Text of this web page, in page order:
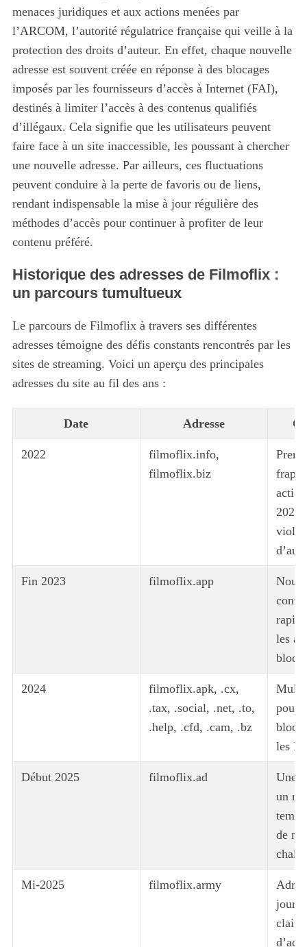
menaces juridiques et aux actions menées par
l’ARCOM, l’autorité régulatrice française qui veille à la
protection des droits d’auteur. En effet, chaque nouvelle
adresse est souvent créée en réponse à des blocages
imposés par les fournisseurs d’accès à Internet (FAI),
destinés à limiter l’accès à des contenus qualifiés
d’illégaux. Cela signifie que les utilisateurs peuvent
faire face à un site inaccessible, les poussant à chercher
une nouvelle adresse. Par ailleurs, ces fluctuations
peuvent conduire à la perte de favoris ou de liens,
rendant indispensable la mise à jour régulière des
méthodes d’accès pour continuer à profiter de leur
contenu préféré.
Historique des adresses de Filmoflix :
un parcours tumultueux
Le parcours de Filmoflix à travers ses différentes
adresses témoigne des défis constants rencontrés par les
sites de streaming. Voici un aperçu des principales
adresses du site au fil des ans :
Date Adresse
2022
filmoflix.info,
filmoflix.biz
2023
Fin 2023 filmoflix.app
les
2024
filmoflix.apk, .cx,
.tax, .social, .net, .to,
.help, .cfd, .cam, .bz
pour
les
Début 2025 filmoflix.ad
Une
un
de
Mi-2025 filmoflix.army
jour,